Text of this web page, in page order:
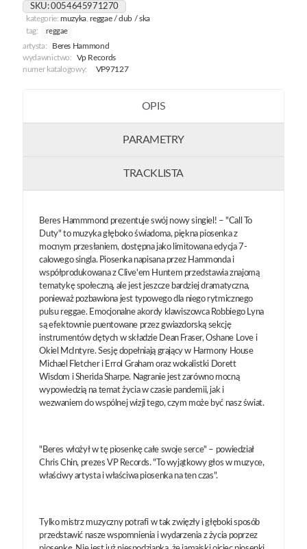
SKU:0054645971270
kategorie:muzyka,reggae / dub / ska
tag:
reggae
artysta:
Beres Hammond
wydawnictwo:
Vp Records
numer katalogowy:
VP97127
OPIS
PARAMETRY
TRACKLISTA
Beres Hammmond prezentuje swój nowy singiel! – "Call To
Duty" to muzyka głęboko świadoma, piękna piosenka z
mocnym przesłaniem, dostępna jako limitowana edycja 7-
calowego singla. Piosenka napisana przez Hammonda i
współprodukowana z Clive'em Huntem przedstawia znajomą
tematykę społeczną, ale jest jeszcze bardziej dramatyczna,
ponieważ pozbawiona jest typowego dla niego rytmicznego
pulsu reggae. Emocjonalne akordy klawiszowca Robbiego Lyna
są efektownie puentowane przez gwiazdorską sekcję
instrumentów dętych w składzie Dean Fraser, Oshane Love i
Okiel McIntyre. Sesję dopełniają grający w Harmony House
Michael Fletcher i Errol Graham oraz wokalistki Dorett
Wisdom i Sherida Sharpe. Nagranie jest zarówno mocną
wypowiedzią na temat życia w czasie pandemii, jak i
wezwaniem do wspólnej wizji tego, czym może być nasz świat.
"Beres włożył w tę piosenkę całe swoje serce" – powiedział
Chris Chin, prezes VP Records. "To wyjątkowy głos w muzyce,
właściwy artysta i właściwa piosenka na ten czas".
Tylko mistrz muzyczny potrafi w tak zwięzły i głęboki sposób
przedstawić nasze wspomnienia i wydarzenia z życia poprzez